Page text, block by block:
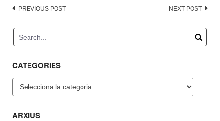
Post
PREVIOUS POST NEXT POST
CATEGORIES
Categories
ARXIUS